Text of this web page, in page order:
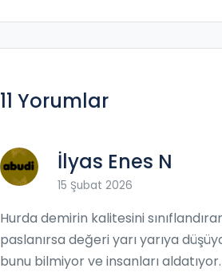
11 Yorumlar
İlyas Enes N
15 Şubat 2026
Hurda demirin kalitesini
paslanırsa değeri yarı yarıya
bunu bilmiyor ve insanları